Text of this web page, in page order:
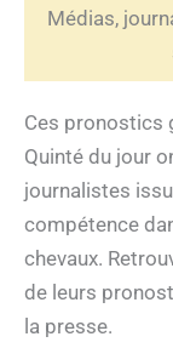
Médias,
Ces pronostics
Quinté du jour
journalistes
compétence
chevaux.
de leurs
la presse.